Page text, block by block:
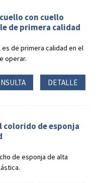
con cuello
de primera calidad
de primera calidad en el
operar.
DETALLE
colorido de esponja
de esponja de alta